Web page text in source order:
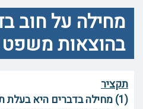
מחילה על חוב
בהוצאות משפט 71023-2
תקציר
(1) מחילה בדברים היא